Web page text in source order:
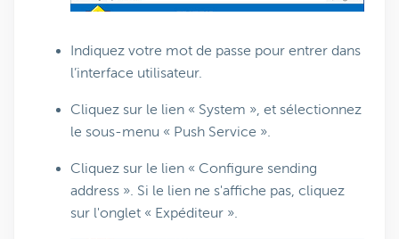
Indiquez votre mot de passe pour entrer dans
l’interface utilisateur.
Cliquez sur le lien « System », et sélectionnez
le sous-menu « Push Service ».
Cliquez sur le lien « Configure sending
address ». Si le lien ne s'affiche pas, cliquez
sur l'onglet « Expéditeur ».